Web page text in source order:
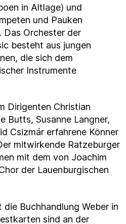
in Altlage) und
und Pauken
Das Orchester der
besteht aus jungen
die sich dem
Instrumente
Dirigenten Christian
Butts, Susanne Langner,
Csizmár erfahrene Könner
mitwirkende Ratzeburger
mit dem von Joachim
der Lauenburgischen
Buchhandlung Weber in
sind an der